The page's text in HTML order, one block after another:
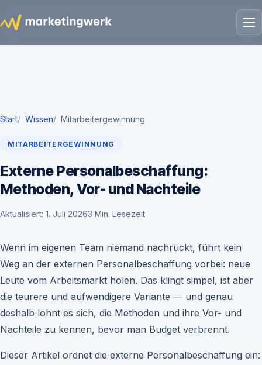
Start Wissen Mitarbeitergewinnung
MITARBEITERGEWINNUNG
Externe Personalbeschaffung:
Methoden, Vor- und Nachteile
Aktualisiert: 1. Juli 20263 Min. Lesezeit
Wenn im eigenen Team niemand nachrückt, führt kein
Weg an der externen Personalbeschaffung vorbei: neue
Leute vom Arbeitsmarkt holen. Das klingt simpel, ist aber
die teurere und aufwendigere Variante — und genau
deshalb lohnt es sich, die Methoden und ihre Vor- und
Nachteile zu kennen, bevor man Budget verbrennt.
Dieser Artikel ordnet die externe Personalbeschaffung ein: